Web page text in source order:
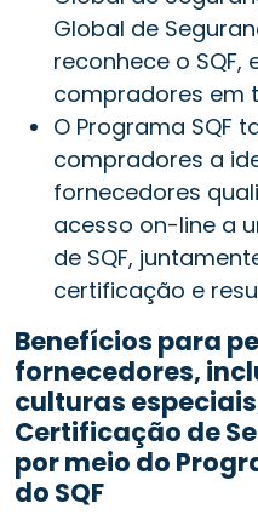
Global de
reconhece o
compradores em
O Programa SQF
compradores a
fornecedores
acesso on-line a
de SQF,
certificação e
Benefícios para
fornecedores,
culturas
Certificação de
por meio do
do SQF